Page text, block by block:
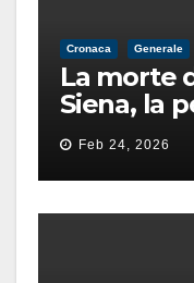
Cronaca Generale
La morte
Siena, la
pista di
finita male
Feb 24, 2026